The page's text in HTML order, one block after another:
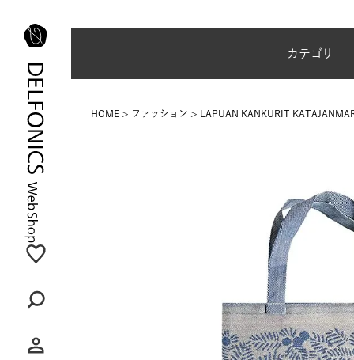
カテゴリ
HOME ファッション LAPUAN KANKURIT